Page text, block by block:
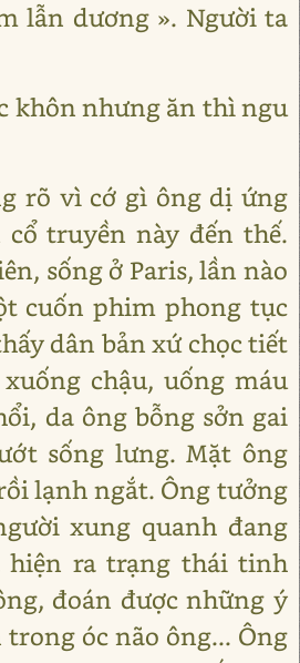
lẫn dương ». Người ta
khôn nhưng ăn thì ngu
rõ vì cớ gì ông dị ứng
truyền này đến thế.
sống ở Paris, lần nào
cuốn phim phong tục
dân bản xứ chọc tiết
chậu, uống máu
da ông bỗng sởn gai
sống lưng. Mặt ông
lạnh ngắt. Ông tưởng
xung quanh đang
hiện ra trạng thái tinh
đoán được những ý
óc não ông... Ông